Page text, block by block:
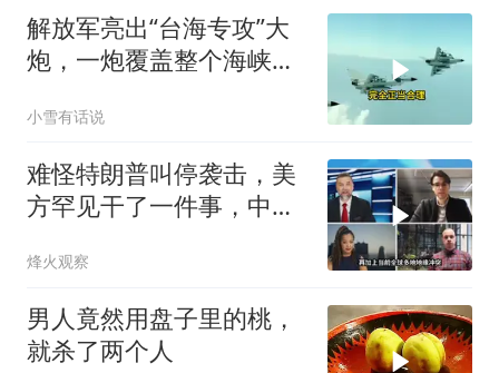
解放军亮出“台海专攻”大
炮，一炮覆盖整个海峡，
小雪有话说
难怪特朗普叫停袭击，美
方罕见干了一件事，中方
烽火观察
男人竟然用盘子里的桃，
就杀了两个人